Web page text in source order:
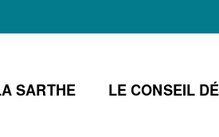
SARTHE LE CONSEIL